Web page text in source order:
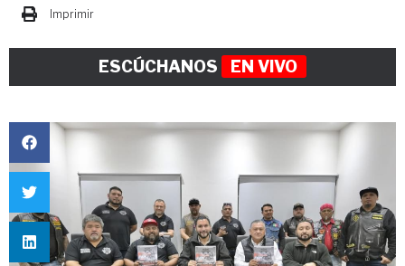
Imprimir
ESCÚCHANOS EN VIVO